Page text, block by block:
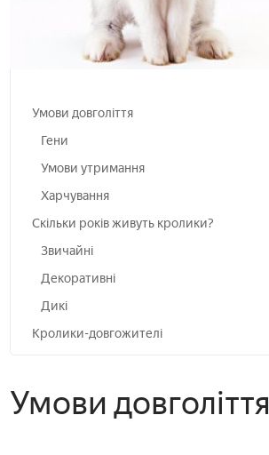
Умови довголіття
Гени
Умови утримання
Харчування
Скільки років живуть кролики?
Звичайні
Декоративні
Дикі
Кролики-довгожителі
Умови довголіття